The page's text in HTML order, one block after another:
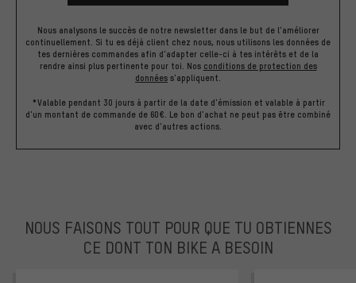
Nous analysons le succès de notre newsletter dans le but de l'améliorer
continuellement. Si tu es déjà client chez nous, nous utilisons les données de
tes dernières commandes afin d'adapter celle-ci à tes intérêts et de la
rendre ainsi plus pertinente pour toi. Nos conditions de protection des
données s'appliquent.
*Valable pendant 30 jours à partir de la date d'émission et valable à partir
d'un montant de commande de 60€. Le bon d'achat ne peut pas être combiné
avec d'autres actions.
NOUS FAISONS TOUT POUR QUE TU OBTIENNES
CE DONT TON BIKE A BESOIN